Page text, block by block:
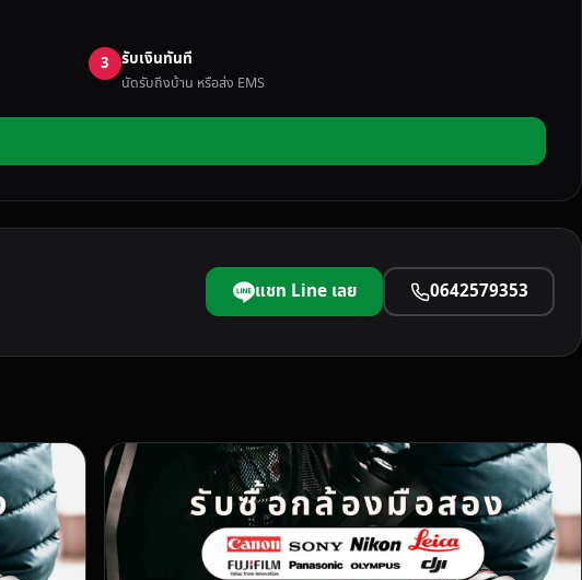
3 รับเงินทันที
นัดรับถึงบ้าน หรือส่ง EMS
แชท Line เลย 0642579353